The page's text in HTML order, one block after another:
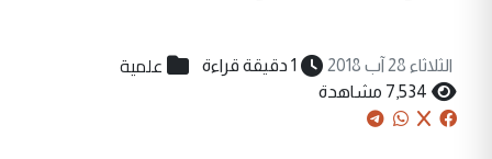
الثلاثاء 28 آب 2018 1 دقيقة قراءة علمية
7,534 مشاهدة